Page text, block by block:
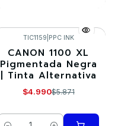
-15%
TIC1159 PPC INK
CANON 1100 XL
Pigmentada Negra
| Tinta Alternativa
$4.990$5.871